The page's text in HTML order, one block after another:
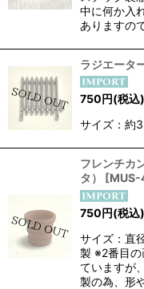
中に何か入
ありますの
ラジエータ
750円(税込)
サイズ：
フレンチカ
タ）
[
750円(税込)
サイズ：直
製 ※2番目
ていますが
製の為、形